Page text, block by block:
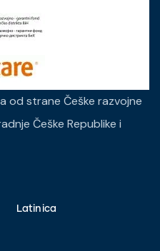
od strane Češke razvojne
Češke Republike i
Latinica